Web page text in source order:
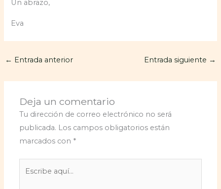
Un abrazo,
Eva
← Entrada anterior Entrada siguiente →
Deja un comentario
Tu dirección de correo electrónico no será
publicada. Los campos obligatorios están
marcados con *